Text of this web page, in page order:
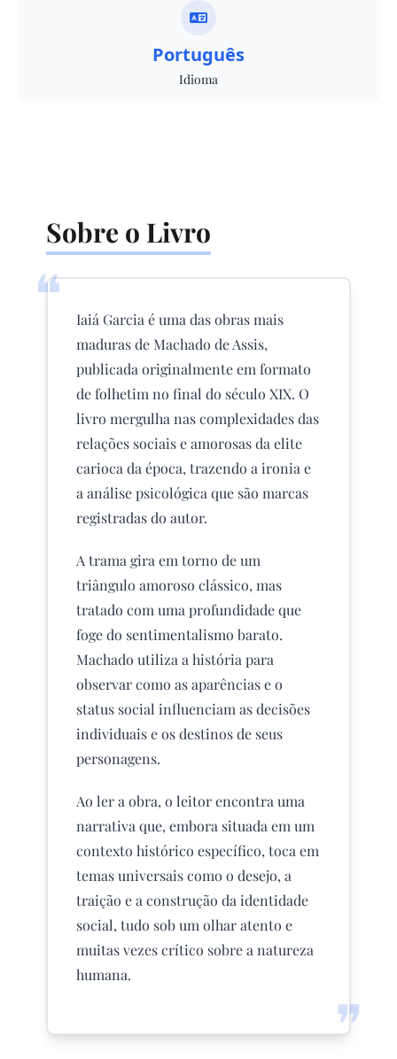
Português
Idioma
Sobre o Livro
❝
❞
Iaiá Garcia é uma das obras mais
maduras de Machado de Assis,
publicada originalmente em formato
de folhetim no final do século XIX. O
livro mergulha nas complexidades das
relações sociais e amorosas da elite
carioca da época, trazendo a ironia e
a análise psicológica que são marcas
registradas do autor.
A trama gira em torno de um
triângulo amoroso clássico, mas
tratado com uma profundidade que
foge do sentimentalismo barato.
Machado utiliza a história para
observar como as aparências e o
status social influenciam as decisões
individuais e os destinos de seus
personagens.
Ao ler a obra, o leitor encontra uma
narrativa que, embora situada em um
contexto histórico específico, toca em
temas universais como o desejo, a
traição e a construção da identidade
social, tudo sob um olhar atento e
muitas vezes crítico sobre a natureza
humana.